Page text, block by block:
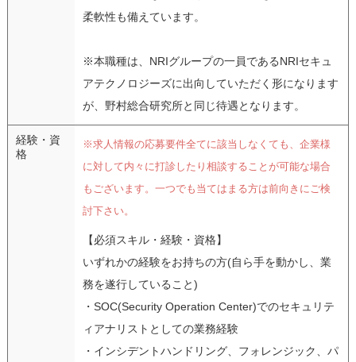
柔軟性も備えています。
※本職種は、NRIグループの一員であるNRIセキュ
アテクノロジーズに出向していただく形になります
が、野村総合研究所と同じ待遇となります。
経験・資
格
※求人情報の応募要件全てに該当しなくても、企業様
に対して内々に打診したり相談することが可能な場合
もございます。一つでも当てはまる方は前向きにご検
討下さい。
【必須スキル・経験・資格】
いずれかの経験をお持ちの方(自ら手を動かし、業
務を遂行していること)
・SOC(Security Operation Center)でのセキュリテ
ィアナリストとしての業務経験
・インシデントハンドリング、フォレンジック、パ